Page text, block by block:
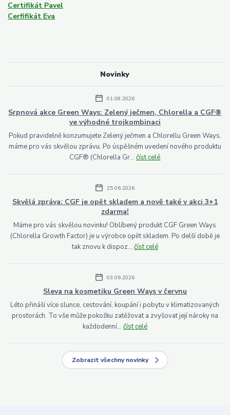
Novinky
01.08.2026
Srpnová akce Green Ways: Zelený ječmen, Chlorella a CGF®
ve výhodné trojkombinaci
Pokud pravidelně konzumujete Zelený ječmen a Chlorellu Green Ways,
máme pro vás skvělou zprávu. Po úspěšném uvedení nového produktu
CGF® (Chlorella Gr...číst celé
25.06.2026
Skvělá zpráva: CGF je opět skladem a nově také v akci 3+1
zdarma!
Máme pro vás skvělou novinku! Oblíbený produkt CGF Green Ways
(Chlorella Growth Factor) je u výrobce opět skladem. Po delší době je
tak znovu k dispoz... číst celé
03.06.2026
Sleva na kosmetiku Green Ways v červnu
Léto přináší více slunce, cestování, koupání i pobytu v klimatizovaných
prostorách. To vše může pokožku zatěžovat a zvyšovat její nároky na
každodenní... číst celé
Zobrazit všechny novinky
Certifikát Pavel
Cerfifikát Eva